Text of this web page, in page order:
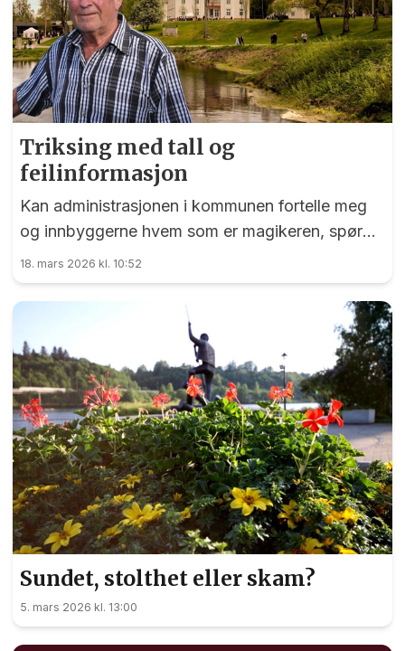
Triksing med tall og
feilinformasjon
Kan administrasjonen i kommunen fortelle meg
og innbyggerne hvem som er magikeren, spør
Hugo Aurdal i dette leserinnlegget.
18. mars 2026 kl. 10:52
Sundet, stolthet eller skam?
5. mars 2026 kl. 13:00